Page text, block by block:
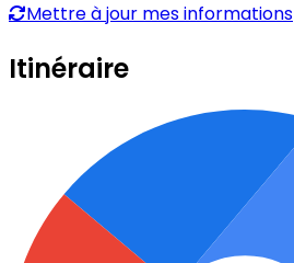
Mettre à jour mes informations
Itinéraire